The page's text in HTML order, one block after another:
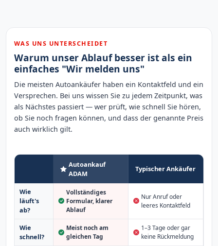
WAS UNS UNTERSCHEIDET
Warum unser Ablauf besser ist als ein
einfaches "Wir melden uns"
Die meisten Autoankäufer haben ein Kontaktfeld und ein
Versprechen. Bei uns wissen Sie zu jedem Zeitpunkt, was
als Nächstes passiert — wer prüft, wie schnell Sie hören,
ob Sie noch fragen können, und dass der genannte Preis
auch wirklich gilt.
Autoankauf
ADAM
Typischer Ankäufer
Wie
läuft's
ab?
Vollständiges
Formular, klarer
Ablauf
Nur Anruf oder
leeres Kontaktfeld
Wie
schnell?
Meist noch am
gleichen Tag
1–3 Tage oder gar
keine Rückmeldung